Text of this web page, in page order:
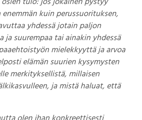
kuin perussuorituksen,
yhdessä jotain paljon
ja suurempaa tai ainakin yhdessä
mielekkyyttä ja arvoa
elämän suurien kysymysten
merkityksellistä, millaisen
ja mistä haluat, että